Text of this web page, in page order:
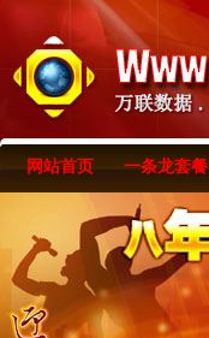
网站首页 一条龙套餐